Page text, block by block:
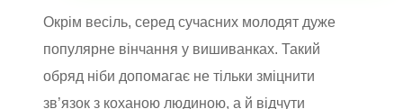
Окрім весіль, серед сучасних молодят дуже
популярне вінчання у вишиванках. Такий
обряд ніби допомагає не тільки зміцнити
зв’язок з коханою людиною, а й відчути